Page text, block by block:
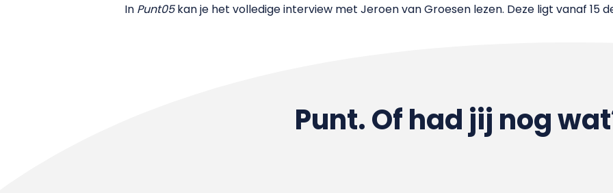
In Punt05kan je het volledige interview met Jeroen van Groesen lezen. Deze ligt vanaf 15
Punt. Of had jij nog